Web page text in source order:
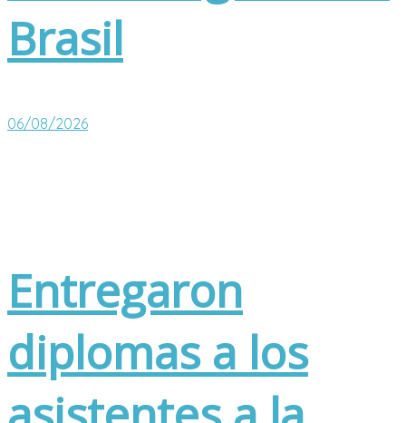
Brasil
06/08/2026
Entregaron
diplomas a los